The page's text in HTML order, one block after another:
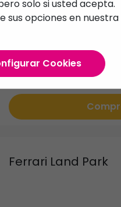
Un viaje fascinante
más maravillosos del
Ferrari Land Park
solo si usted acepta.
sus opciones en nuestra
Cookies